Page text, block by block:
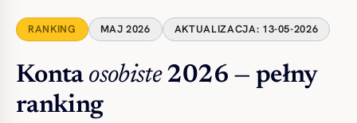
RANKING MAJ 2026 AKTUALIZACJA: 13-05-2026
Konta osobiste2026 — pełny
ranking